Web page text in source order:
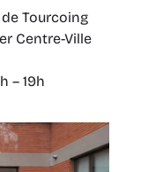
Tourcoing
Centre-Ville
– 19h